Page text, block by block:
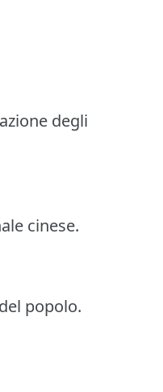
degli
cinese.
popolo.